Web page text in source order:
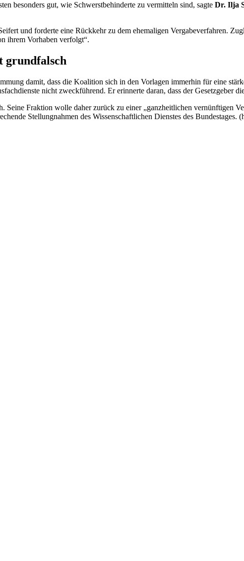
besonders gut, wie Schwerstbehinderte zu vermitteln sind, sagte Dr. Ilja
und forderte eine Rückkehr zu dem ehemaligen Vergabeverfahren.
ihrem Vorhaben verfolgt“.
grundfalsch
damit, dass die Koalition sich in den Vorlagen immerhin für eine
nicht zweckführend. Er erinnerte daran, dass der Gesetzgeber
Fraktion wolle daher zurück zu einer „ganzheitlichen vernünftigen
Stellungnahmen des Wissenschaftlichen Dienstes des Bundestages.